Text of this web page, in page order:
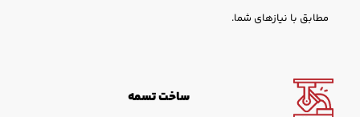
مطابق با نیازهای شما.
ساخت تسمه